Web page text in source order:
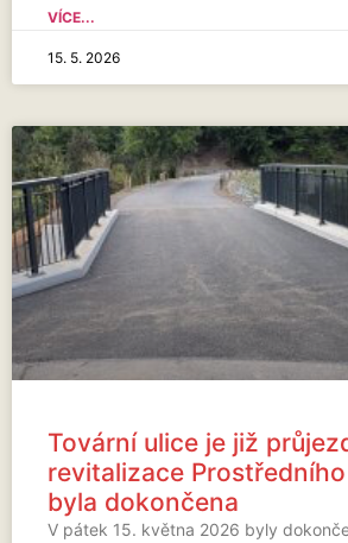
VÍCE...
15. 5. 2026
Tovární ulice je již
revitalizace
byla dokončena
V pátek 15. května 2026 byly